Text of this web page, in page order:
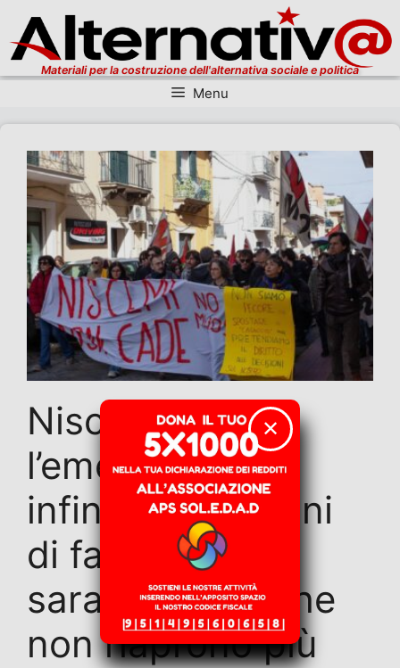
Materiali per la costruzione dell'alternativa sociale e politica
Menu
​Niscemi,
l’emergenza
infinita: trent’anni
di fango e
saracinesche che
non riaprono più
✕